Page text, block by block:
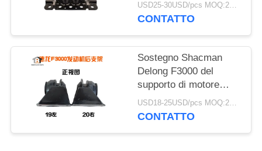
del motore per VOLVO
USD25-30USD/pcs MOQ:20pcs
CONTATTO
Sostegno Shacman
Delong F3000 del
supporto di motore
della parte posteriore
DZ9114598319/
USD18-25USD/pcs MOQ:20pcs
CONTATTO